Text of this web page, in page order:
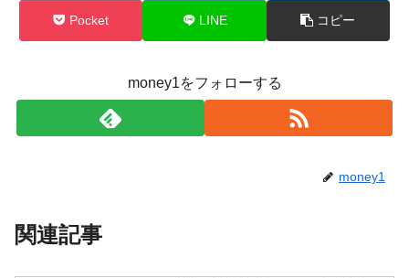
Pocket LINE コピー
money1をフォローする
money1
関連記事